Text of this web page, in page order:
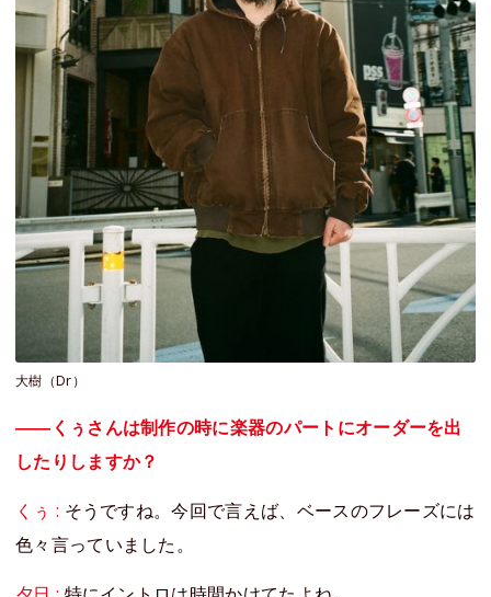
大樹（Dr）
――くぅさんは制作の時に楽器のパートにオーダーを出
したりしますか？
くぅ : そうですね。今回で言えば、ベースのフレーズには
色々言っていました。